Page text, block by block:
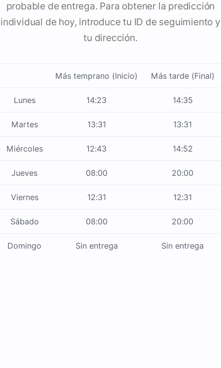
probable de entrega. Para obtener la predicción
individual de hoy, introduce tu ID de seguimiento y
tu dirección.
Más temprano (Inicio) Más tarde (Final)
Lunes 14:23 14:35
Martes 13:31 13:31
Miércoles 12:43 14:52
Jueves 08:00 20:00
Viernes 12:31 12:31
Sábado 08:00 20:00
Domingo Sin entrega Sin entrega